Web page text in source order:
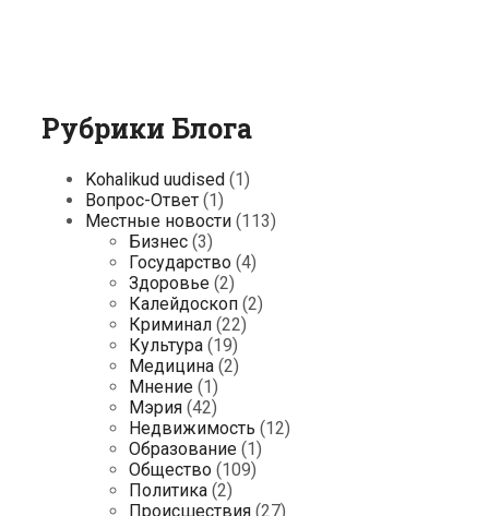
Рубрики Блога
Kohalikud uudised (1)
Вопрос-Ответ (1)
Местные новости (113)
Бизнес (3)
Государство (4)
Здоровье (2)
Калейдоскоп (2)
Криминал (22)
Культура (19)
Медицина (2)
Мнение (1)
Мэрия (42)
Недвижимость (12)
Образование (1)
Общество (109)
Политика (2)
Происшествия (27)